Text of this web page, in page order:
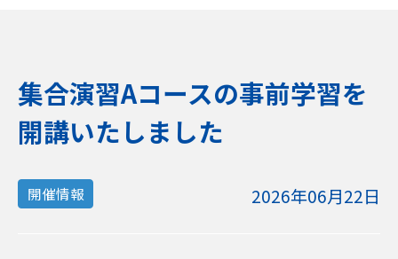
集合演習Aコースの事前学習を
開講いたしました
2026年06月22日
開催情報